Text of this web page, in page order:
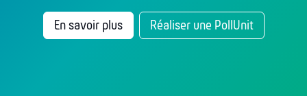
En savoir plus Réaliser une PollUnit